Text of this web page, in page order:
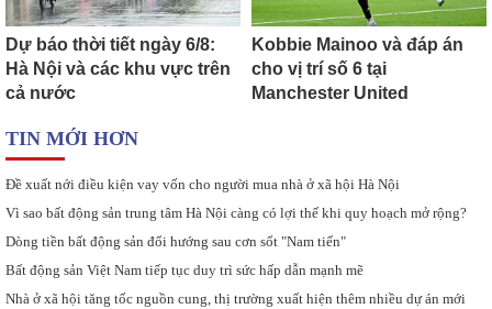
Dự báo thời tiết ngày 6/8:
Hà Nội và các khu vực trên
cả nước
Kobbie Mainoo và đáp án
cho vị trí số 6 tại
Manchester United
TIN MỚI HƠN
Đề xuất nới điều kiện vay vốn cho người mua nhà ở xã hội Hà Nội
Vì sao bất động sản trung tâm Hà Nội càng có lợi thế khi quy hoạch mở rộng?
Dòng tiền bất động sản đổi hướng sau cơn sốt "Nam tiến"
Bất động sản Việt Nam tiếp tục duy trì sức hấp dẫn mạnh mẽ
Nhà ở xã hội tăng tốc nguồn cung, thị trường xuất hiện thêm nhiều dự án mới